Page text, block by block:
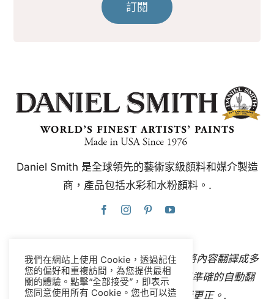
訂閱
Daniel Smith 是全球領先的藝術家級顏料和媒介製造
商，產品包括水彩和水粉顏料。.
本網站使用Google翻譯，可即時自動將內容翻譯成多
種語言。聯絡我們如果您發現任何不準確的自動翻
譯，請告知我們，以便我們進行更正。.
我們在網站上使用 Cookie，透過記住
您的偏好和重複訪問，為您提供最相
關的體驗。點擊“全部接受”，即表示
您同意使用所有 Cookie。您也可以造